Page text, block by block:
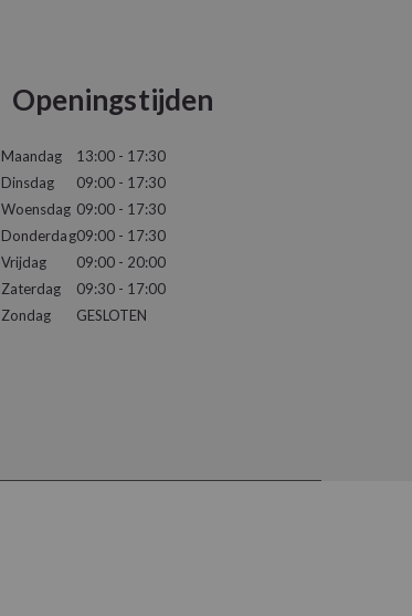
Openingstijden
Maandag
Dinsdag
Woensdag
Donderdag
Vrijdag
Zaterdag
Zondag
13:00 - 17:30
09:00 - 17:30
09:00 - 17:30
09:00 - 17:30
09:00 - 20:00
09:30 - 17:00
GESLOTEN